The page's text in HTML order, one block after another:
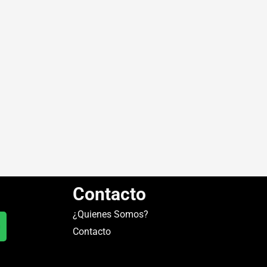
Contacto
¿Quienes Somos?
Contacto